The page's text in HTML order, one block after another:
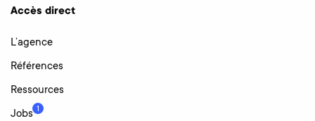
Accès direct
L’agence
Références
Ressources
Jobs 1